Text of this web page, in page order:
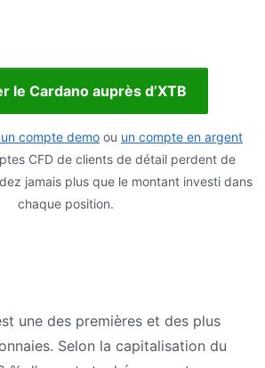
le Cardano auprès d’XTB
compte demo ou un compte en argent
CFD de clients de détail perdent de
jamais plus que le montant investi dans
chaque position.
une des premières et des plus
Selon la capitalisation du